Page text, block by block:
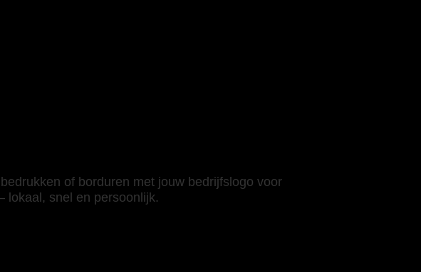
of borduren met jouw bedrijfslogo voor
lokaal, snel en persoonlijk.